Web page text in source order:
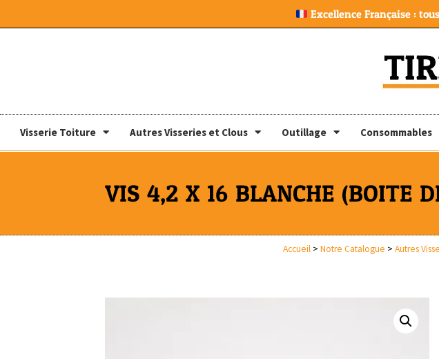
Excellence Française :
Visserie Toiture Autres Visseries et Clous Outillage Consommables
VIS 4,2 X 16 BLANCHE (BOITE
Accueil > Notre Catalogue > Autres